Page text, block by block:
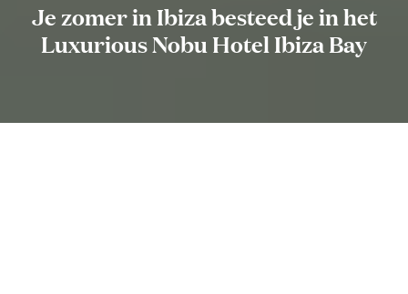
Je zomer in Ibiza besteed je in het
Luxurious Nobu Hotel Ibiza Bay